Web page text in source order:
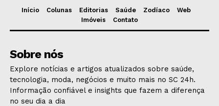
Início Colunas Editorias Saúde Zodíaco
Web
Imóveis
Contato
Sobre nós
Explore notícias e artigos atualizados sobre saúde,
tecnologia, moda, negócios e muito mais no SC 24h.
Informação confiável e insights que fazem a diferença
no seu dia a dia